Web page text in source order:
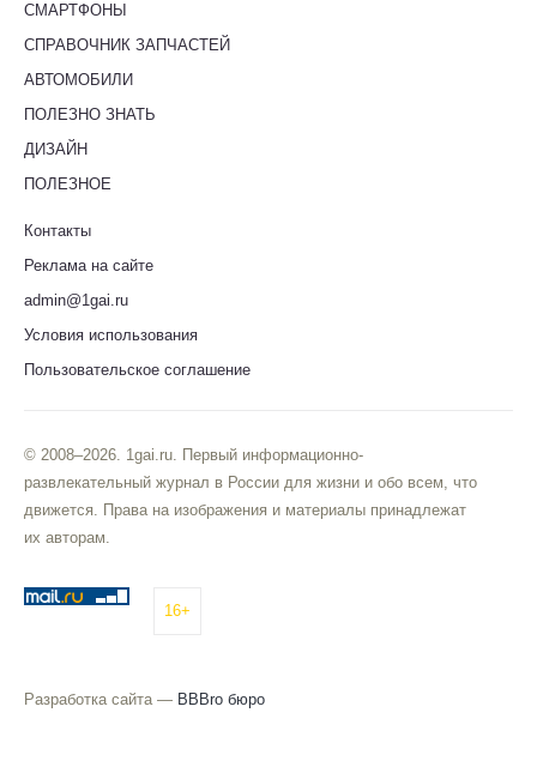
СМАРТФОНЫ
СПРАВОЧНИК ЗАПЧАСТЕЙ
АВТОМОБИЛИ
ПОЛЕЗНО ЗНАТЬ
ДИЗАЙН
ПОЛЕЗНОЕ
Контакты
Реклама на сайте
admin@1gai.ru
Условия использования
Пользовательское соглашение
© 2008–2026. 1gai.ru. Первый информационно-
развлекательный журнал в России для жизни и обо всем, что
движется. Права на изображения и материалы принадлежат
их авторам.
16+
Разработка сайта — BBBro бюро